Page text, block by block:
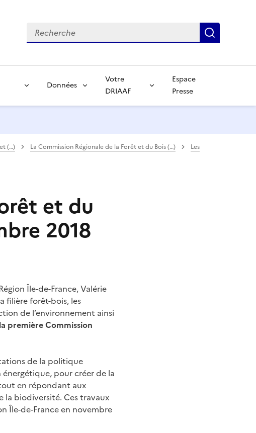
Recherche
Données
Votre
DRIAAF
Espace
Presse
(…) La Commission Régionale de la Forêt et du Bois (…)
Les
et du
2018
Île-de-France, Valérie
filière forêt-bois, les
de l’environnement ainsi
première Commission
de la politique
pour créer de la
en répondant aux
la biodiversité. Ces travaux
Île-de-France en novembre